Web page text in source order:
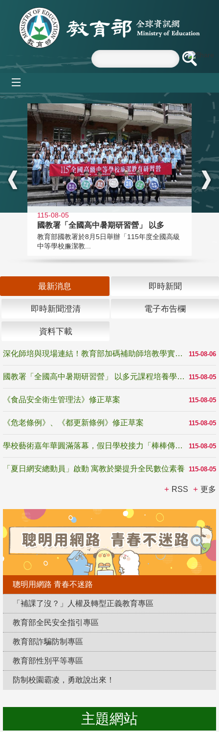
跳到主要內容區塊
:::
115-08-05
國教署「全國高中暑期研習營」 以多
教育部國教署於8月5日舉辦「115年度全國高級
中等學校廉潔教...
最新消息 即時新聞
即時新聞澄清 電子布告欄
資料下載
115-08-06
深化師培與現場連結！教育部加碼補助師培教學實踐研究 10月師培國際研討會交流教學實踐經驗
115-08-05
國教署「全國高中暑期研習營」 以多元課程培養學生瞭解誠信專業與倫理價值
115-08-05
《食品安全衛生管理法》修正草案
115-08-05
《危老條例》、《都更新條例》修正草案
115-08-05
學校藝術嘉年華圓滿落幕，假日學校接力「棒棒傳美感」
115-08-05
「夏日網安總動員」啟動 寓教於樂提升全民數位素養
RSS 更多
聰明用網路 青春不迷路
「補課了沒？」人權及轉型正義教育專區
教育部全民安全指引專區
教育部詐騙防制專區
教育部性別平等專區
防制校園霸凌，勇敢說出來！
主題網站